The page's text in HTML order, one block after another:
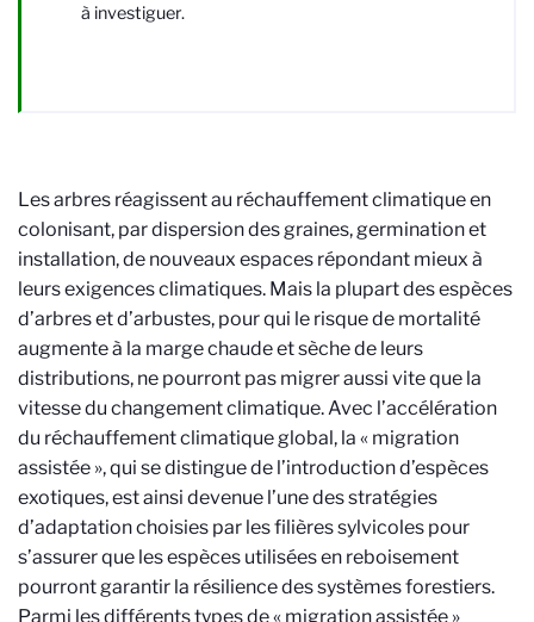
à investiguer.
Les arbres réagissent au réchauffement climatique en
colonisant, par dispersion des graines, germination et
installation, de nouveaux espaces répondant mieux à
leurs exigences climatiques. Mais la plupart des espèces
d’arbres et d’arbustes, pour qui le risque de mortalité
augmente à la marge chaude et sèche de leurs
distributions, ne pourront pas migrer aussi vite que la
vitesse du changement climatique. Avec l’accélération
du réchauffement climatique global, la « migration
assistée », qui se distingue de l’introduction d’espèces
exotiques, est ainsi devenue l’une des stratégies
d’adaptation choisies par les filières sylvicoles pour
s’assurer que les espèces utilisées en reboisement
pourront garantir la résilience des systèmes forestiers.
Parmi les différents types de « migration assistée »